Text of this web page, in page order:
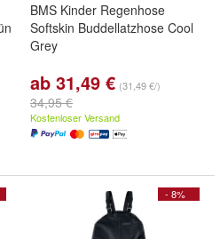
BMS Kinder Regenhose
Softskin Buddellatzhose Cool
Grey
ab 31,49 € (31,49 €/)
34,95 €
Kostenloser Versand
- 8%